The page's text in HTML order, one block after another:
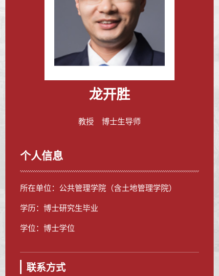
龙开胜
教授 博士生导师
个人信息
所在单位：公共管理学院（含土地管理学院）
学历：博士研究生毕业
学位：博士学位
联系方式